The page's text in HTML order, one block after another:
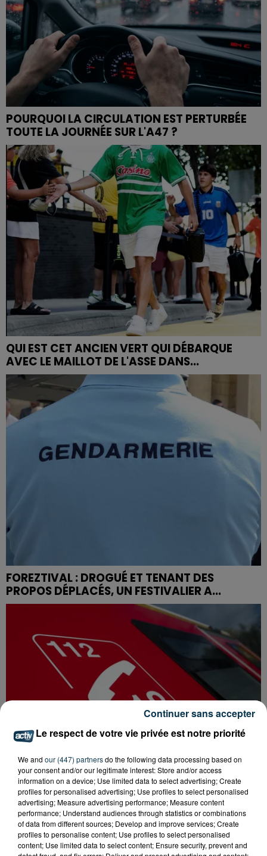
POURQUOI LA CIRCULATION EST PERTURBÉE
TOUTE LA JOURNÉE SUR L'A47 ?
QUI EST CET ANCIEN VERT QUI DÉBARQUE
AVEC LE MAILLOT DE L'ASSE DANS...
FOREZTIVAL : DROGUÉ ET TENANT DES
PROPOS DÉPLACÉS, UN FESTIVALIER A...
SAINT-ETIENNE : UN ENFANT DÉCÈDE APRÈS
UNE CHUTE DU 8E ÉTAGE
Le respect de votre vie privée est notre priorité
We and our (447) partnersdo the following data processing based on
your consent and/or our legitimate interest: Store and/or access
information on a device; Use limited data to select advertising; Create
profiles for personalised advertising; Use profiles to select personalised
advertising; Measure advertising performance; Measure content
performance; Understand audiences through statistics or combinations
of data from different sources; Develop and improve services; Create
profiles to personalise content; Use profiles to select personalised
content; Use limited data to select content; Ensure security, prevent and
Continuer sans accepter